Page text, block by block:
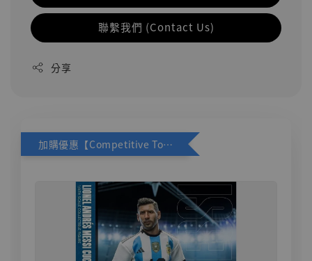
聯繫我們 (Contact Us)
分享
加購優惠【Competitive Toys 梅西 [CM001]】